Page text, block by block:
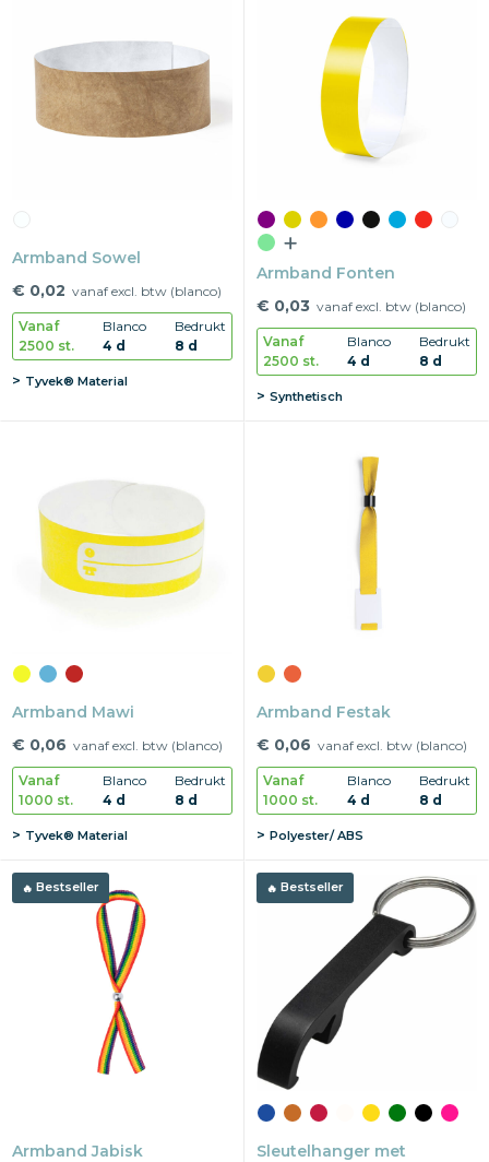
Armband Sowel
€ 0,02 vanaf excl. btw (blanco)
Vanaf
2500 st.
Blanco
4 d
Bedrukt
8 d
Tyvek® Material
Armband Fonten
€ 0,03 vanaf excl. btw (blanco)
Vanaf
2500 st.
Blanco
4 d
Bedrukt
8 d
Synthetisch
Armband Mawi
€ 0,06 vanaf excl. btw (blanco)
Vanaf
1000 st.
Blanco
4 d
Bedrukt
8 d
Tyvek® Material
Armband Festak
€ 0,06 vanaf excl. btw (blanco)
Vanaf
1000 st.
Blanco
4 d
Bedrukt
8 d
Polyester/ ABS
Bestseller
Armband Jabisk
Bestseller
Sleutelhanger met